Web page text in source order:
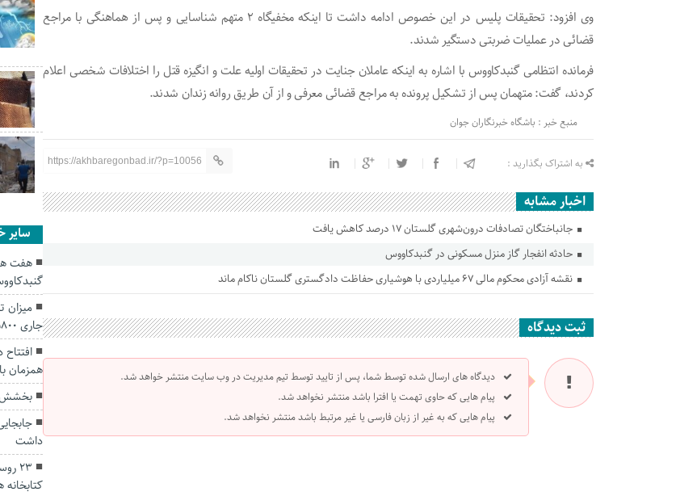
وی افزود: تحقیقات پلیس در این خصوص ادامه داشت تا اینکه مخفیگاه ۲ متهم شناسایی و پس از هماهنگی با مراجع
قضائی در عملیات ضربتی دستگیر شدند.
فرمانده انتظامی گنبدکاووس با اشاره به اینکه عاملان جنایت در تحقیقات اولیه علت و انگیزه قتل را اختلافات شخصی اعلام
کردند، گفت: متهمان پس از تشکیل پرونده به مراجع قضائی معرفی و از آن طریق روانه زندان شدند.
منبع خبر : باشگاه خبرنگاران جوان
به اشتراک بگذارید : https://akhbaregonbad.ir/?p=10056
اخبار مشابه
جانباختگان تصادفات درون‌شهری گلستان ۱۷ درصد کاهش یافت
حادثه انفجار گاز منزل مسکونی در گنبدکاووس
نقشه آزادی محکوم مالی ۶۷ میلیاردی با هوشیاری حفاظت دادگستری گلستان ناکام ماند
ثبت دیدگاه
دیدگاه های ارسال شده توسط شما، پس از تایید توسط تیم مدیریت در وب سایت منتشر خواهد شد.
پیام هایی که حاوی تهمت یا افترا باشد منتشر نخواهد شد.
پیام هایی که به غیر از زبان فارسی یا غیر مرتبط باشد منتشر نخواهد شد.
سایر
هفت
میزان
جاری ۵۸۰۰ نفر است
همزمان
بخشش
داشت
۲۳